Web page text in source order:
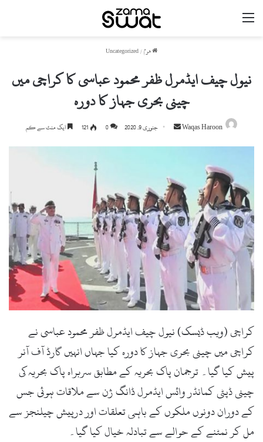
ھوم/
Uncategorized
نیول چیف ایڈمرل ظفر محمود عباسی کا کراچی میں
چینی بحری جہاز کا دورہ
Waqas Haroon
a
n
e
m
a
i
جنوری 9, 2020 0
121 ایک منٹ سے کم
کراچی (ویب ڈیسک) نیول چیف ایڈمرل ظفر محمود عباسی نے
کراچی میں چینی بحری جہاز کا دورہ کیا جہاں انہیں گارڈ آف آنر
پیش کیا گیا۔ ترجمان پاک بحریہ کے مطابق سربراہ پاک بحریہ کی
چینی ڈپٹی کمانڈر وائس ایڈمرل ڈانگ ژن سے ملاقات ہوئی جس
کے دوران دونوں ملکوں کے باہمی تعلقات اور درپیش چیلنجز سے
مل کر نمٹنے کے حوالے سے تبادلہ خیال کیا گیا۔